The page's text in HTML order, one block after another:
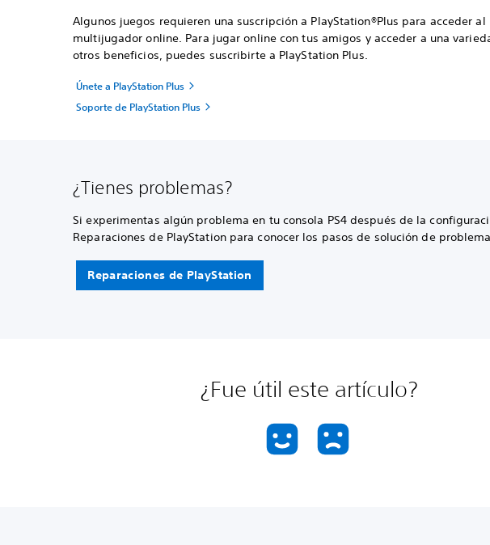
Algunos juegos requieren una suscripción a PlayStation®Plus para acceder al
multijugador online. Para jugar online con tus amigos y acceder a una
otros beneficios, puedes suscribirte a PlayStation Plus.
Únete a PlayStation Plus
Soporte de PlayStation Plus
¿Tienes problemas?
Si experimentas algún problema en tu consola PS4 después de la
Reparaciones de PlayStation para conocer los pasos de solución de
Reparaciones de PlayStation
¿Fue útil este artículo?